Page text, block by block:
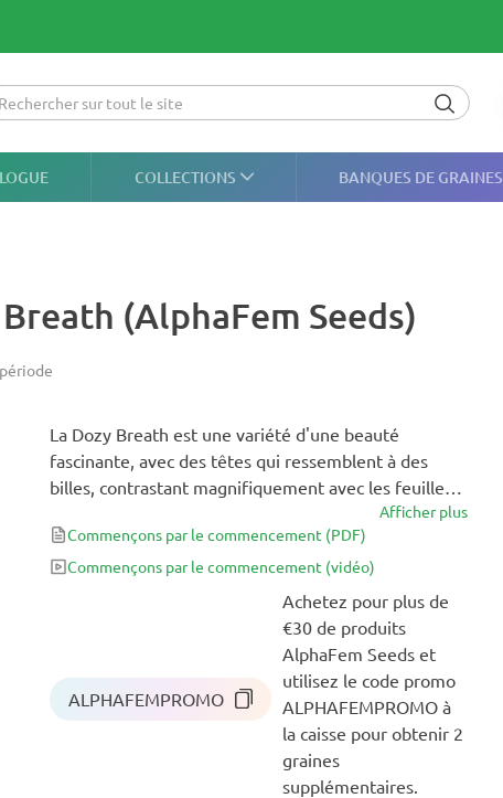
COLLECTIONS BANQUES DE GRAINES
(AlphaFem Seeds)
La Dozy Breath est une variété d'une beauté
fascinante, avec des têtes qui ressemblent à des
billes, contrastant magnifiquement avec les feuilles
givrées et foncées. Chaque teinte laisse présager sa
puissance, et en effet, ces fleurs affichent un taux de
THC de 28%, induisant un état de relaxation
profonde et presque onirique. Son goût est unique,
mêlant des notes de beurre de cacahuète à des
nuances terreuses en fin de fumée.
Afficher plus
Commençons par le commencement (PDF)
Commençons par le commencement (vidéo)
ALPHAFEMPROMO
Achetez pour plus de
€30 de produits
AlphaFem Seeds et
utilisez le code promo
ALPHAFEMPROMO à
la caisse pour obtenir 2
graines
supplémentaires.